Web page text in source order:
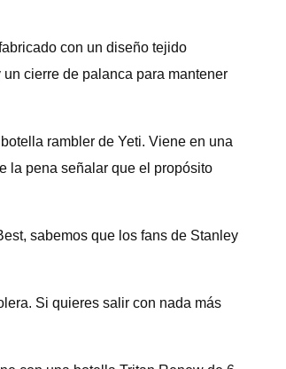
con un diseño tejido
cierre de palanca para mantener
rambler de Yeti. Viene en una
la pena señalar que el propósito
sabemos que los fans de Stanley
Si quieres salir con nada más